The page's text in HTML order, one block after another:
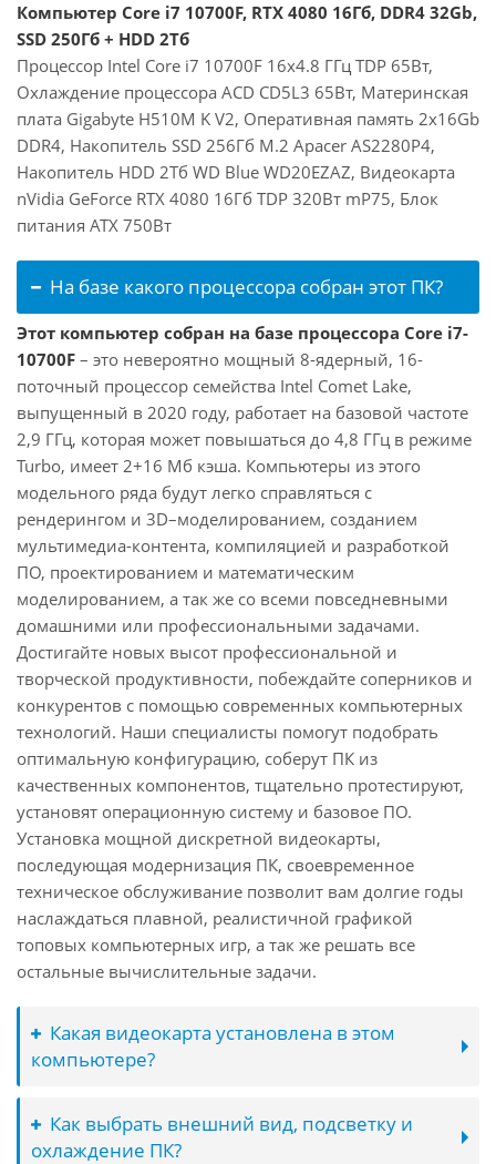
Компьютер Core i7 10700F, RTX 4080 16Гб, DDR4 32Gb,
SSD 250Гб + HDD 2Тб
Процессор Intel Core i7 10700F 16x4.8 ГГц TDP 65Вт,
Охлаждение процессора ACD CD5L3 65Вт, Материнская
плата Gigabyte H510M K V2, Оперативная память 2x16Gb
DDR4, Накопитель SSD 256Гб M.2 Apacer AS2280P4,
Накопитель HDD 2Тб WD Blue WD20EZAZ, Видеокарта
nVidia GeForce RTX 4080 16Гб TDP 320Вт mP75, Блок
питания ATX 750Вт
На базе какого процессора собран этот ПК?
Этот компьютер собран на базе процессора Core i7-
10700F – это невероятно мощный 8-ядерный, 16-
поточный процессор семейства Intel Comet Lake,
выпущенный в 2020 году, работает на базовой частоте
2,9 ГГц, которая может повышаться до 4,8 ГГц в режиме
Turbo, имеет 2+16 Мб кэша. Компьютеры из этого
модельного ряда будут легко справляться с
рендерингом и 3D–моделированием, созданием
мультимедиа-контента, компиляцией и разработкой
ПО, проектированием и математическим
моделированием, а так же со всеми повседневными
домашними или профессиональными задачами.
Достигайте новых высот профессиональной и
творческой продуктивности, побеждайте соперников и
конкурентов с помощью современных компьютерных
технологий. Наши специалисты помогут подобрать
оптимальную конфигурацию, соберут ПК из
качественных компонентов, тщательно протестируют,
установят операционную систему и базовое ПО.
Установка мощной дискретной видеокарты,
последующая модернизация ПК, своевременное
техническое обслуживание позволит вам долгие годы
наслаждаться плавной, реалистичной графикой
топовых компьютерных игр, а так же решать все
остальные вычислительные задачи.
Какая видеокарта установлена в этом
компьютере?
Как выбрать внешний вид, подсветку и
охлаждение ПК?